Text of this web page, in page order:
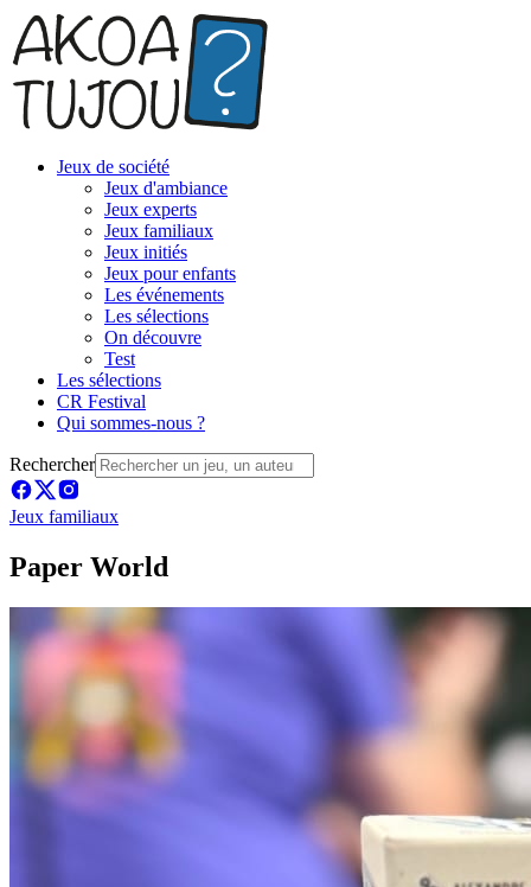
Jeux de société
Jeux d'ambiance
Jeux experts
Jeux familiaux
Jeux initiés
Jeux pour enfants
Les événements
Les sélections
On découvre
Test
Les sélections
CR Festival
Qui sommes-nous ?
Rechercher
Jeux familiaux
Paper World